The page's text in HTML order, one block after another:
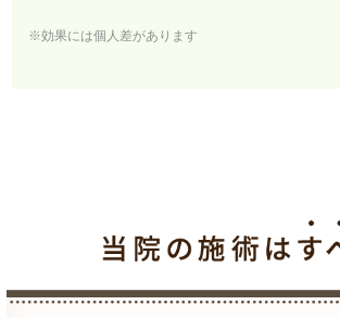
※効果には個人差があります